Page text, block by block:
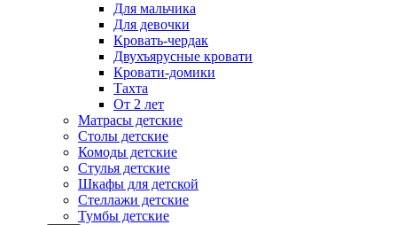
Для мальчика
Для девочки
Кровать-чердак
Двухъярусные кровати
Кровати-домики
Тахта
От 2 лет
Матрасы детские
Столы детские
Комоды детские
Стулья детские
Шкафы для детской
Стеллажи детские
Тумбы детские